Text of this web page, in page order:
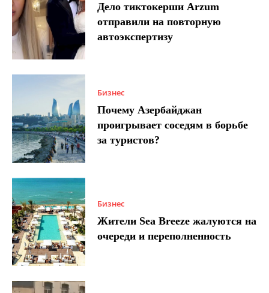
Дело тиктокерши Arzum
отправили на повторную
автоэкспертизу
Бизнес
Почему Азербайджан
проигрывает соседям в борьбе
за туристов?
Бизнес
Жители Sea Breeze жалуются на
очереди и переполненность